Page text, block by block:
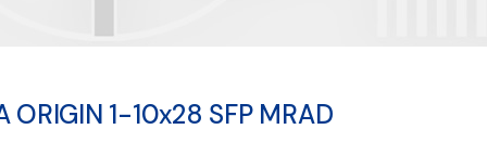
1-10x28 SFP MRAD